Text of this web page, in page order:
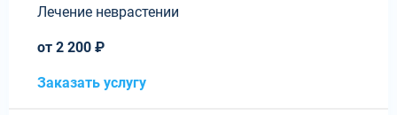
Лечение неврастении
от 2 200 ₽
Заказать услугу